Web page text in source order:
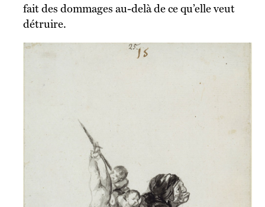
fait des dommages au-delà de ce qu’elle veut
détruire.